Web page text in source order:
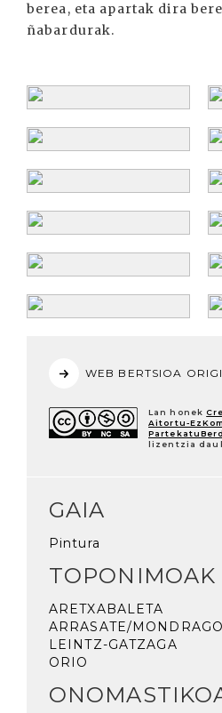
berea, eta apartak dira
ñabardurak.
WEB BERTSIOA
Lan honek
Aitortu-
lizentzia
GAIA
Pintura
TOPONIMOAK
ARETXABALETA
ARRASATE/
LEINTZ-GATZAGA
ORIO